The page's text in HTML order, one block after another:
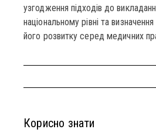
узгодження підходів до
національному рівні та
його розвитку серед медичних
Корисно знати